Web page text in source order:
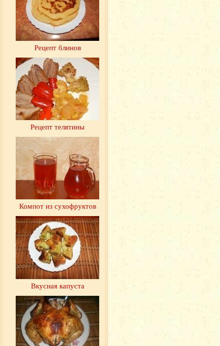
Рецепт блинов
Рецепт телятины
Компот из сухофруктов
Вкусная капуста